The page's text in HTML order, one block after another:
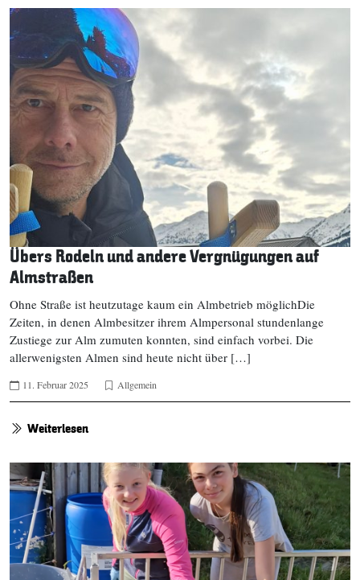
Übers Rodeln und andere Vergnügungen auf
Almstraßen
Ohne Straße ist heutzutage kaum ein Almbetrieb möglichDie
Zeiten, in denen Almbesitzer ihrem Almpersonal stundenlange
Zustiege zur Alm zumuten konnten, sind einfach vorbei. Die
allerwenigsten Almen sind heute nicht über […]
11. Februar 2025 Allgemein
Weiterlesen